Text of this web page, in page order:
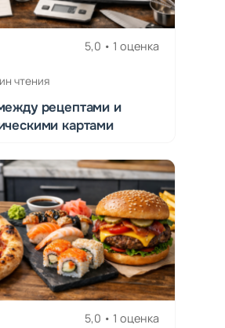
5,0 • 1 оценка
чтения
рецептами и
картами
5,0 • 1 оценка